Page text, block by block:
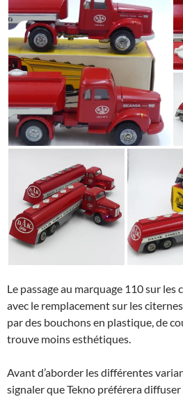
Le passage au marquage 110 sur
avec le remplacement sur les
par des bouchons en plastique, de
trouve moins esthétiques.
Avant d’aborder les différentes
signaler que Tekno préférera